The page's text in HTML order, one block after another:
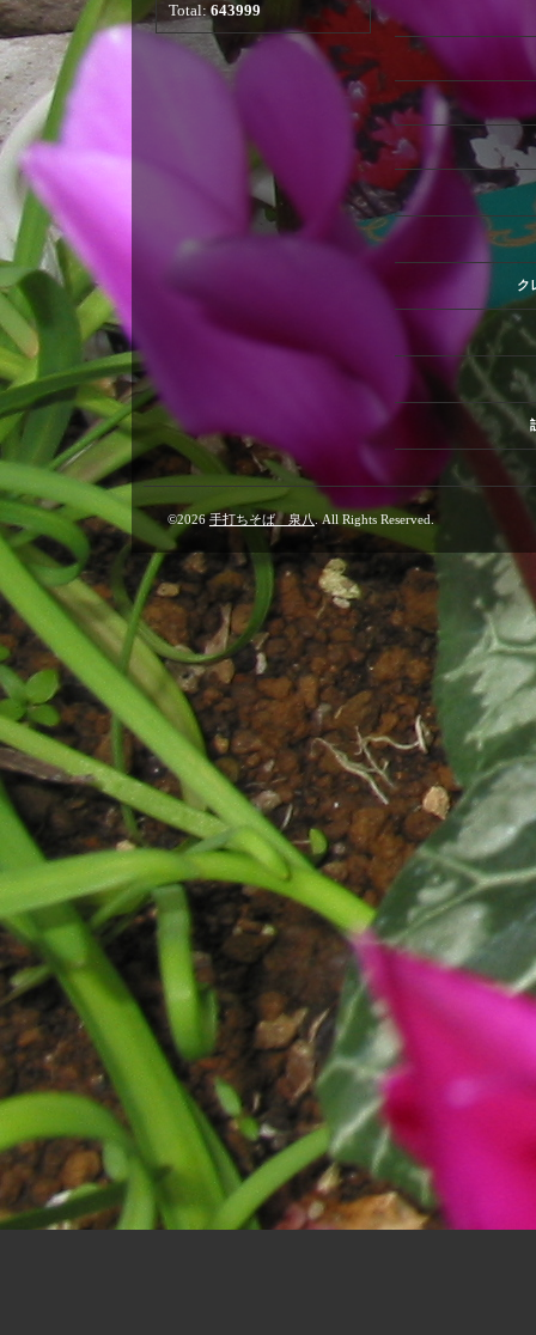
ク
Total:643999
©2026手打ちそば 泉八. All Rights Reserved.